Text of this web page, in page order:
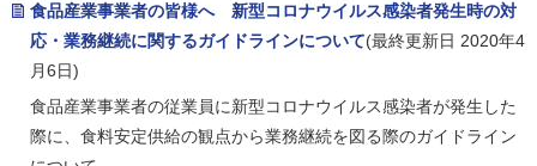
食品産業事業者の皆様へ 新型コロナウイルス感染者発生時の対
応・業務継続に関するガイドラインについて(最終更新日 2020年4
月6日)
食品産業事業者の従業員に新型コロナウイルス感染者が発生した
際に、食料安定供給の観点から業務継続を図る際のガイドライン